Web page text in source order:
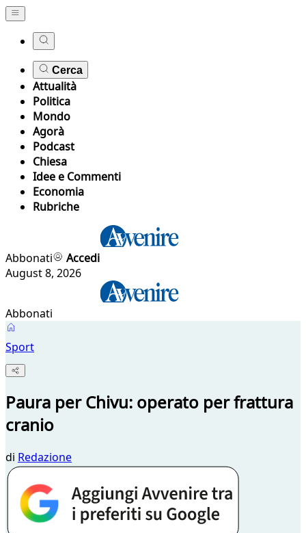
Cerca
Attualità
Politica
Mondo
Agorà
Podcast
Chiesa
Idee e Commenti
Economia
Rubriche
Abbonati
Accedi
August 8, 2026
Abbonati
Sport
Paura per Chivu: operato per frattura
cranio
di Redazione